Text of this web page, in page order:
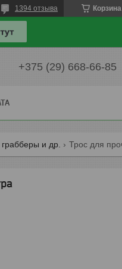
Корзина
1394 отзыва
+375 (29) 668-66-85
и др.